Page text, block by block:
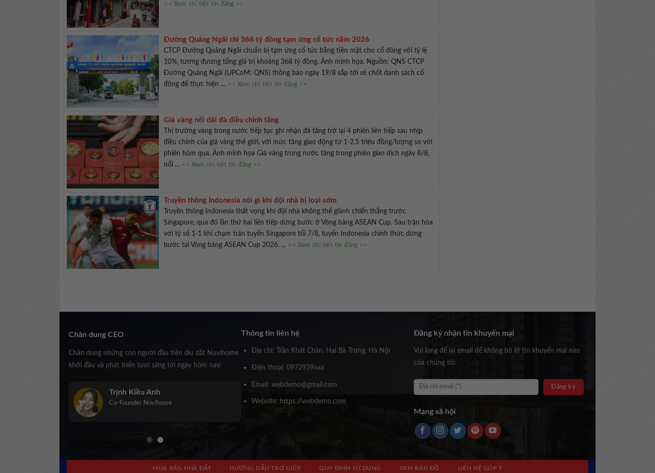
<< Xem chi tiết tin đăng >>
Đường Quảng Ngãi chi 368 tỷ đồng tạm ứng cổ tức năm 2026
CTCP Đường Quảng Ngãi chuẩn bị tạm ứng cổ tức bằng tiền mặt cho cổ đông với tỷ lệ
10%, tương đương tổng giả trị khoảng 368 tỷ đồng. Ảnh minh họa. Nguồn: QNS CTCP
Đường Quảng Ngãi (UPCoM: QNS) thông báo ngày 19/8 sắp tới sẽ chốt danh sách cổ
đông để thực hiện ... << Xem chi tiết tin đăng >>
Giá vàng nối dài đà điều chỉnh tăng
Thị trường vàng trong nước tiếp tục ghi nhận đà tăng trở lại 4 phiên liên tiếp sau nhịp
điều chỉnh của giá vàng thế giới, với mức tăng giao động từ 1-2,5 triệu đồng/lượng so với
phiên hôm qua. Ảnh minh họa Giá vàng trong nước tăng trong phiên giao dịch ngày 8/8,
nối ... << Xem chi tiết tin đăng >>
Truyền thông Indonesia nói gì khi đội nhà bị loại sớm
Truyền thông Indonesia thất vọng khi đội nhà không thể giành chiến thắng trước
Singapore, qua đó lần thứ hai liên tiếp dừng bước ở Vòng bảng ASEAN Cup. Sau trận hòa
với tỷ số 1-1 khi chạm trán tuyển Singapore tối 7/8, tuyển Indonesia chính thức dừng
bước tại Vòng bảng ASEAN Cup 2026. ... << Xem chi tiết tin đăng >>
Chân dung CEO
Chân dung những con người đầu tiên dìu dắt Novihome
khởi đầu và phát triển tươi sáng tới ngày hôm nay:
Founder Novihome
Trịnh Kiều Anh
Co-Founder Novihome
Thông tin liên hệ
Địa chỉ: Trần Khát Chân, Hai Bà Trưng, Hà Nội
Điện thoại: 0972939xxx
Email: webdemo@gmail.com
Website: https://webdemo.com
Đăng ký nhận tin khuyến mại
Vui lòng để lại email để không bỏ lỡ tin khuyến mại nào
của chúng tôi:
Mạng xã hội
MUA BÁN NHÀ ĐẤT HƯỚNG DẪN TRỢ GIÚP QUY ĐỊNH SỬ DỤNG XEM BẢN ĐỒ LIÊN HỆ GÓP Ý